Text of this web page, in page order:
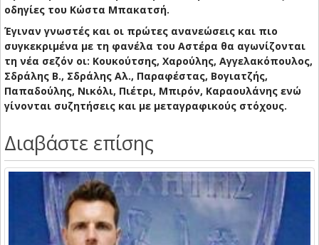
οδηγίες του Κώστα Μπακατσή.
Έγιναν γνωστές και οι πρώτες ανανεώσεις και πιο
συγκεκριμένα με τη φανέλα του Αστέρα θα αγωνίζονται
τη νέα σεζόν οι: Κουκούτσης, Χαρούλης, Αγγελακόπουλος,
Σδράλης Β., Σδράλης Αλ., Παραφέστας, Βογιατζής,
Παπαδούλης, Νικόλι, Πιέτρι, Μπιρόν, Καραουλάνης ενώ
γίνονται συζητήσεις και με μεταγραφικούς στόχους.
Διαβάστε επίσης